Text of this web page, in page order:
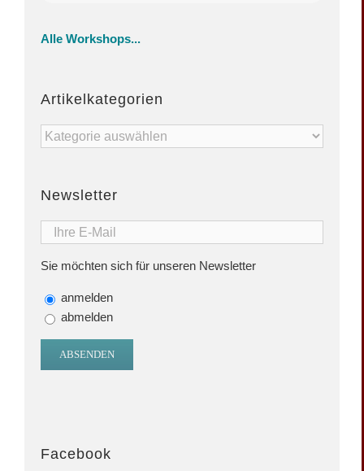
Alle Workshops...
Artikelkategorien
Artikelkategorien
Newsletter
Sie möchten sich für unseren Newsletter
anmelden
abmelden
Facebook